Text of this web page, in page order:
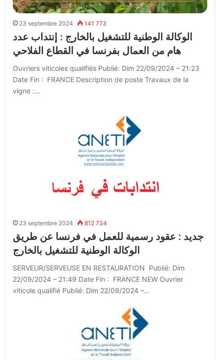
23 septembre 2024 141 773
الوكالة الوطنية للتشغيل بالخارج : إنتداب عدد
هام من العمال بفرنسا في القطاع الفلاحي
Ouvriers viticoles qualifiés Publié: Dim 22/09/2024 – 21:23
Date Fin : FRANCE Description de poste Travaux de la
vigne :…
23 septembre 2024 812 734
جديد : عقود رسمية للعمل في فرنسا عن طريق
الوكالة الوطنية للتشغيل بالخارج
SERVEUR/SERVEUSE EN RESTAURATION Publié: Dim
22/09/2024 – 21:49 Date Fin : FRANCE NEW Ouvrier
viticole qualifié Publié: Dim 22/09/2024 –…